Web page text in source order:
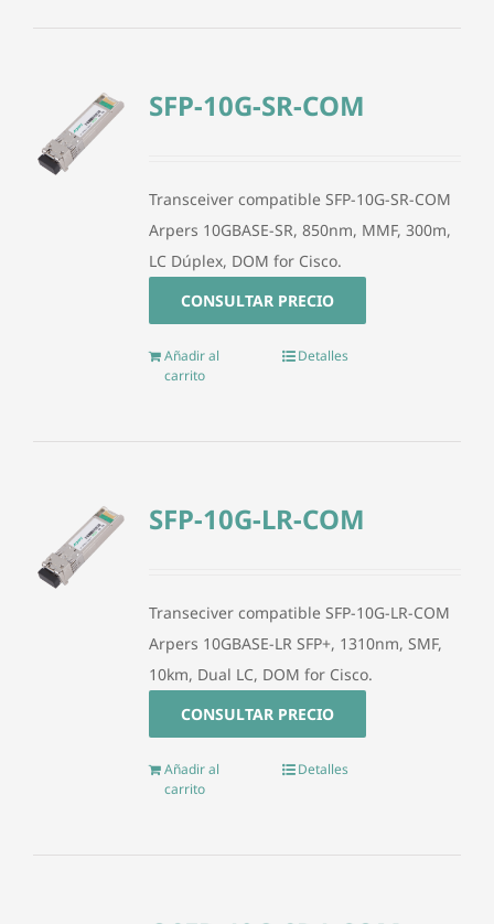
SFP-10G-SR-COM
Transceiver compatible SFP-10G-SR-COM
Arpers 10GBASE-SR, 850nm, MMF, 300m,
LC Dúplex, DOM for Cisco.
CONSULTAR PRECIO
Añadir al
carrito
Detalles
SFP-10G-LR-COM
Transeciver compatible SFP-10G-LR-COM
Arpers 10GBASE-LR SFP+, 1310nm, SMF,
10km, Dual LC, DOM for Cisco.
CONSULTAR PRECIO
Añadir al
carrito
Detalles